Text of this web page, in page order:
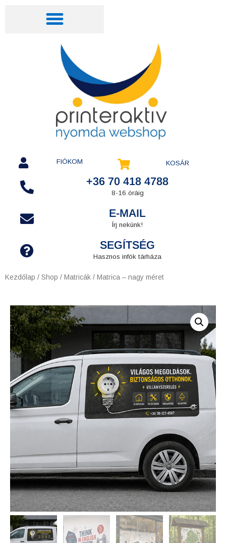
FIÓKOM KOSÁR
+36 70 418 4788
8-16 óráig
E-MAIL
Írj nekünk!
SEGÍTSÉG
Hasznos infók tárháza
Kezdőlap / Shop / Matricák / Matrica – nagy méret